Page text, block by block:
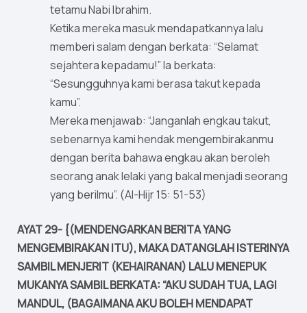
tetamu Nabi Ibrahim.
Ketika mereka masuk mendapatkannya lalu
memberi salam dengan berkata: “Selamat
sejahtera kepadamu!” Ia berkata:
“Sesungguhnya kami berasa takut kepada
kamu”.
Mereka menjawab: “Janganlah engkau takut,
sebenarnya kami hendak mengembirakanmu
dengan berita bahawa engkau akan beroleh
seorang anak lelaki yang bakal menjadi seorang
yang berilmu”. (Al-Hijr 15: 51-53)
AYAT 29- {(MENDENGARKAN BERITA YANG
MENGEMBIRAKAN ITU), MAKA DATANGLAH ISTERINYA
SAMBIL MENJERIT (KEHAIRANAN) LALU MENEPUK
MUKANYA SAMBIL BERKATA: “AKU SUDAH TUA, LAGI
MANDUL, (BAGAIMANA AKU BOLEH MENDAPAT